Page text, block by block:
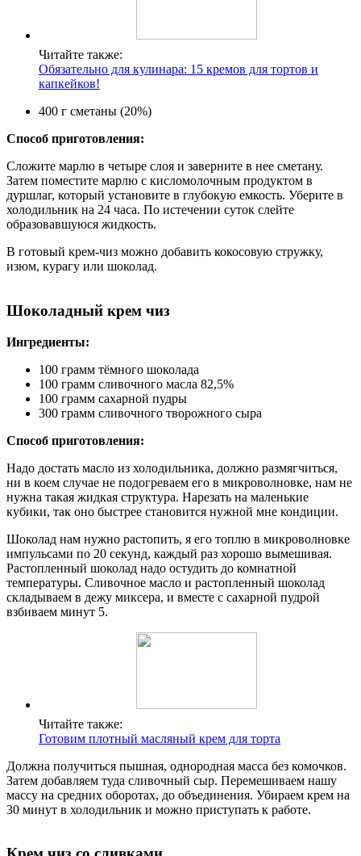
Читайте также:
Обязательно для кулинара: 15 кремов для тортов и
капкейков!
400 г сметаны (20%)
Способ приготовления:
Сложите марлю в четыре слоя и заверните в нее сметану.
Затем поместите марлю с кисломолочным продуктом в
дуршлаг, который установите в глубокую емкость. Уберите в
холодильник на 24 часа. По истечении суток слейте
образовавшуюся жидкость.
В готовый крем-чиз можно добавить кокосовую стружку,
изюм, курагу или шоколад.
Шоколадный крем чиз
Ингредиенты:
100 грамм тёмного шоколада
100 грамм сливочного масла 82,5%
100 грамм сахарной пудры
300 грамм сливочного творожного сыра
Способ приготовления:
Надо достать масло из холодильника, должно размягчиться,
ни в коем случае не подогреваем его в микроволновке, нам не
нужна такая жидкая структура. Нарезать на маленькие
кубики, так оно быстрее становится нужной мне кондиции.
Шоколад нам нужно растопить, я его топлю в микроволновке
импульсами по 20 секунд, каждый раз хорошо вымешивая.
Растопленный шоколад надо остудить до комнатной
температуры. Сливочное масло и растопленный шоколад
складываем в дежу миксера, и вместе с сахарной пудрой
взбиваем минут 5.
Читайте также:
Готовим плотный масляный крем для торта
Должна получиться пышная, однородная масса без комочков.
Затем добавляем туда сливочный сыр. Перемешиваем нашу
массу на средних оборотах, до объединения. Убираем крем на
30 минут в холодильник и можно приступать к работе.